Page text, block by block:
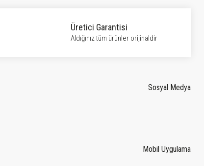
Üretici Garantisi
Aldığınız tüm ürünler orijinaldir
Sosyal Medya
Mobil Uygulama